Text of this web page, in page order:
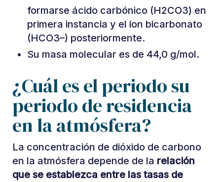
formarse ácido carbónico (H2CO3) en
primera instancia y el ion bicarbonato
(HCO3–) posteriormente.
Su masa molecular es de 44,0 g/mol.
¿Cuál es el periodo su
periodo de residencia
en la atmósfera?
La concentración de dióxido de carbono
en la atmósfera depende de la relación
que se establezca entre las tasas de